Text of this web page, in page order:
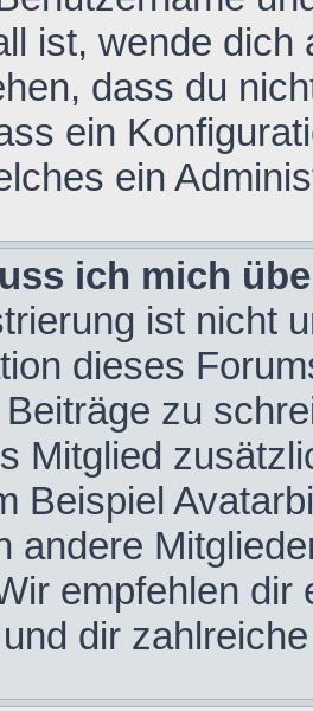
ist, wende dich
dass du
ein
ein
ich mich
ist nicht
dieses
zu
Mitglied
Beispiel
andere
empfehlen
dir